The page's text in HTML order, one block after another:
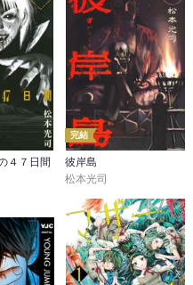
れ，翌年翁の子を生み数日後
者．今は連続誘拐事件だか連
者と接触したい瑞希．そして
の家の前にいる環．
４７日間
完結
彼岸島
松本光司